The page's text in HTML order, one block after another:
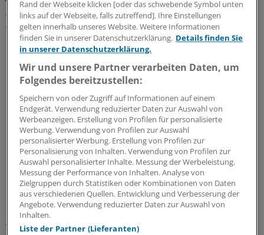
größer war ihre Chance für normale HbA1c-Werte ohne
Antidiabetika.
Die Erfolgsquoten:
Bei bis zu 7 kg Reduktion hatten 7 Prozent eine
Remission,
bei 7 bis 10 kg waren es 34 Prozent,
bei 10 bis 15 kg 57 Prozent und
bei 15 kg und mehr 86 Prozent.
Die größten Chancen zum Abnehmen bestehen bei der
Diabetes-Diagnose, wenn die Patienten noch motiviert
sind, so die Forscher. Ob die Teilnehmer das reduzierte
Gewicht und die Remission langfristig erhalten können,
wird nun in weiteren vier Jahren Studie geprüft.
Rand der Webseite klicken [oder das schwebende Symbol unten
links auf der Webseite, falls zutreffend]. Ihre Einstellungen
gelten innerhalb unseres Website. Weitere Informationen
finden Sie in unserer Datenschutzerklärung. Details finden Sie
in unserer Datenschutzerklärung.
Wir und unsere Partner verarbeiten Daten, um
Folgendes bereitzustellen:
Speichern von oder Zugriff auf Informationen auf einem
Endgerät. Verwendung reduzierter Daten zur Auswahl von
Werbeanzeigen. Erstellung von Profilen für personalisierte
Werbung. Verwendung von Profilen zur Auswahl
personalisierter Werbung. Erstellung von Profilen zur
Personalisierung von Inhalten. Verwendung von Profilen zur
Auswahl personalisierter Inhalte. Messung der Werbeleistung.
Messung der Performance von Inhalten. Analyse von
Zielgruppen durch Statistiken oder Kombinationen von Daten
aus verschiedenen Quellen. Entwicklung und Verbesserung der
Angebote. Verwendung reduzierter Daten zur Auswahl von
Inhalten.
Liste der Partner (Lieferanten)